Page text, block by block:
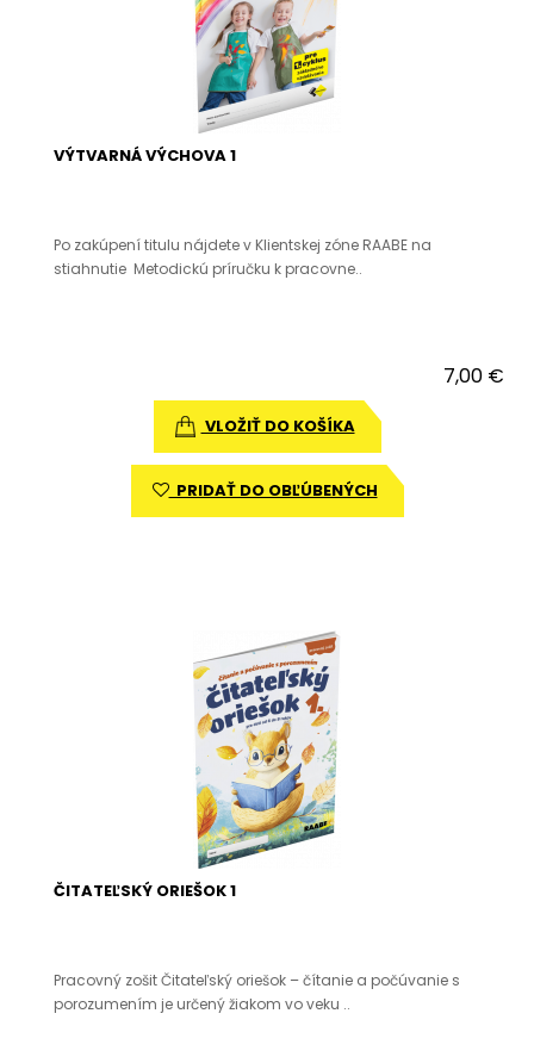
VÝTVARNÁ VÝCHOVA 1
Po zakúpení titulu nájdete v Klientskej zóne RAABE na
stiahnutie Metodickú príručku k pracovne..
7,00 €
VLOŽIŤ DO KOŠÍKA
PRIDAŤ DO OBĽÚBENÝCH
ČITATEĽSKÝ ORIEŠOK 1
Pracovný zošit Čitateľský oriešok – čítanie a počúvanie s
porozumením je určený žiakom vo veku ..